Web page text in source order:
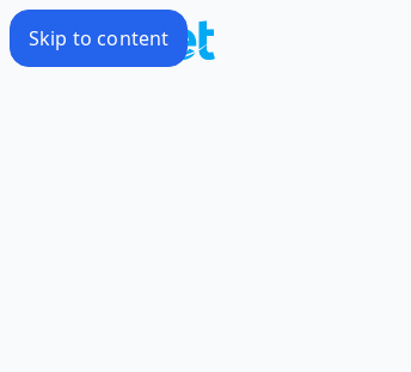
Skip to content